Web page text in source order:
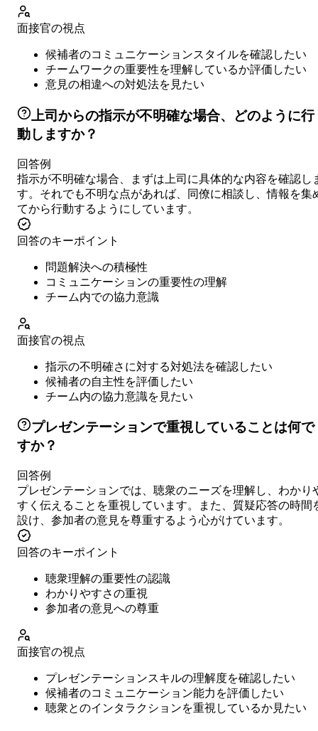
面接官の視点
候補者のコミュニケーションスタイルを確認したい
チームワークの重要性を理解しているか評価したい
意見の相違への対処法を見たい
上司からの指示が不明確な場合、どのように行
動しますか？
回答例
指示が不明確な場合、まずは上司に具体的な内容を確認し
す。それでも不明な点があれば、同僚に相談し、情報を集
てから行動するようにしています。
回答のキーポイント
問題解決への積極性
コミュニケーションの重要性の理解
チーム内での協力意識
面接官の視点
指示の不明確さに対する対処法を確認したい
候補者の自主性を評価したい
チーム内の協力意識を見たい
プレゼンテーションで重視していることは何で
すか？
回答例
プレゼンテーションでは、聴衆のニーズを理解し、わかり
すく伝えることを重視しています。また、質疑応答の時間
設け、参加者の意見を尊重するよう心がけています。
回答のキーポイント
聴衆理解の重要性の認識
わかりやすさの重視
参加者の意見への尊重
面接官の視点
プレゼンテーションスキルの理解度を確認したい
候補者のコミュニケーション能力を評価したい
聴衆とのインタラクションを重視しているか見たい